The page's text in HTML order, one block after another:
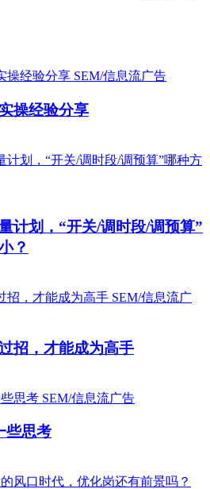
SEM/信息流广告
操经验分享
计划，“开关/调时段/调预算”
？
SEM/信息流广
招，才能成为高手
SEM/信息流广告
些思考